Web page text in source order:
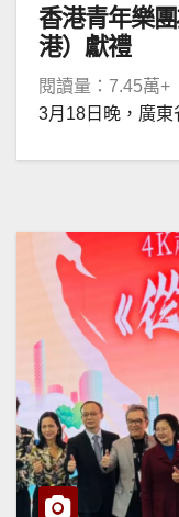
香港青年樂
港）獻禮
閱讀量：7.45萬+
3月18日晚，廣東